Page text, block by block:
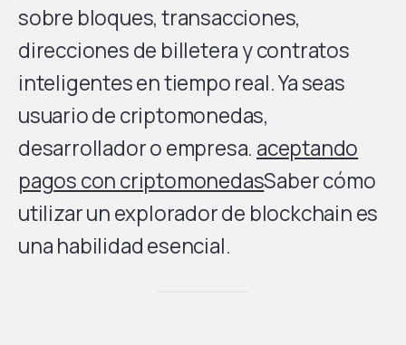
sobre bloques, transacciones,
direcciones de billetera y contratos
inteligentes en tiempo real. Ya seas
usuario de criptomonedas,
desarrollador o empresa. aceptando
pagos con criptomonedasSaber cómo
utilizar un explorador de blockchain es
una habilidad esencial.